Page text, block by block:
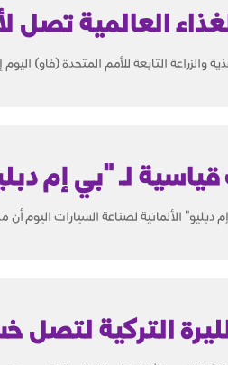
العالمية تصل
والزراعة التابعة للأمم المتحدة (فاو)
لـ "بي إم دبليو"
الألمانية لصناعة السيارات اليوم أن مبيعاتها في الربع
التركية لتصل خسائرها إلى 10